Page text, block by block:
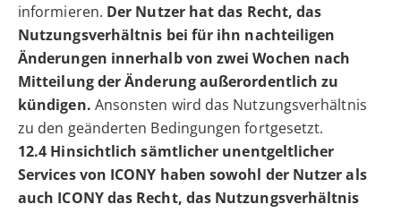
informieren. Der Nutzer hat das Recht, das
Nutzungsverhältnis bei für ihn nachteiligen
Änderungen innerhalb von zwei Wochen nach
Mitteilung der Änderung außerordentlich zu
kündigen. Ansonsten wird das Nutzungsverhältnis
zu den geänderten Bedingungen fortgesetzt.
12.4 Hinsichtlich sämtlicher unentgeltlicher
Services von ICONY haben sowohl der Nutzer als
auch ICONY das Recht, das Nutzungsverhältnis